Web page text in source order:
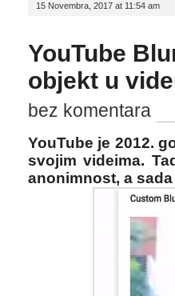
15 Novembra, 2017 at 11:54 am
YouTube
objekt u
bez komentara
YouTube je 2012.
svojim videima.
anonimnost, a